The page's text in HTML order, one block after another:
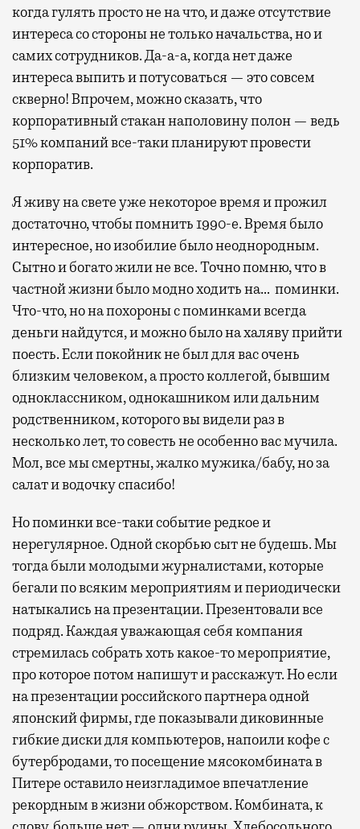
когда гулять просто не на что, и даже отсутствие
интереса со стороны не только начальства, но и
самих сотрудников. Да-а-а, когда нет даже
интереса выпить и потусоваться — это совсем
скверно! Впрочем, можно сказать, что
корпоративный стакан наполовину полон — ведь
51% компаний все-таки планируют провести
корпоратив.
Я живу на свете уже некоторое время и прожил
достаточно, чтобы помнить 1990-е. Время было
интересное, но изобилие было неоднородным.
Сытно и богато жили не все. Точно помню, что в
частной жизни было модно ходить на… поминки.
Что-что, но на похороны с поминками всегда
деньги найдутся, и можно было на халяву прийти
поесть. Если покойник не был для вас очень
близким человеком, а просто коллегой, бывшим
одноклассником, однокашником или дальним
родственником, которого вы видели раз в
несколько лет, то совесть не особенно вас мучила.
Мол, все мы смертны, жалко мужика/бабу, но за
салат и водочку спасибо!
Но поминки все-таки событие редкое и
нерегулярное. Одной скорбью сыт не будешь. Мы
тогда были молодыми журналистами, которые
бегали по всяким мероприятиям и периодически
натыкались на презентации. Презентовали все
подряд. Каждая уважающая себя компания
стремилась собрать хоть какое-то мероприятие,
про которое потом напишут и расскажут. Но если
на презентации российского партнера одной
японский фирмы, где показывали диковинные
гибкие диски для компьютеров, напоили кофе с
бутербродами, то посещение мясокомбината в
Питере оставило неизгладимое впечатление
рекордным в жизни обжорством. Комбината, к